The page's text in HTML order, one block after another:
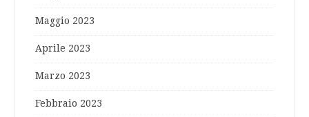
Maggio 2023
Aprile 2023
Marzo 2023
Febbraio 2023